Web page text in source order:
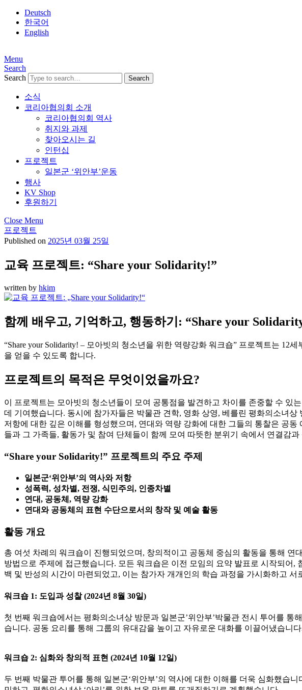
Deutsch
한국어
English
Menu
Search
Search
소식
코리아협의회 소개
코리아협의회 역사
취지와 과제
찾아오시는 길
인턴십
프로젝트
일본군 ‘위안부’운동
행사
KV Shop
후원하기
Close Menu
프로젝트
Published on 2025년 03월 25일
교육 프로젝트: “Share your Solidarity!”
written by hkim
함께 배우고, 기억하고, 행동하기: “Share your
“Share your Solidarity! – 모아빗의 청소년을 위한 역량강화 워크숍” 프로젝트는 12
을 얻을 수 있도록 합니다.
프로젝트의 목적은 무엇이었을까요?
이 프로젝트는 모아빗의 청소년들이 모여 공통점을 발견하고 차이를 존중할 수 있
데 기여했습니다. 동시에 참가자들은 박물관 견학, 영화 상영, 베를린 평화의소녀
저항에 대한 깊은 이해를 형성했으며, 연대와 역량 강화에 대한 그들의 통찰은 공
들과 그 가족들, 활동가 및 참여 단체들이 함께 모여 따뜻한 분위기 속에서 연결감
“Share your Solidarity!” 프로젝트의 주요 주제
일본군‘위안부’의 역사와 저항
성폭력, 성차별, 전쟁, 식민주의, 인종차별
연대, 공동체, 역량 강화
연대와 공동체의 표현 수단으로서의 창작 및 예술 활동
활동 개요
총 여섯 차례의 워크숍이 진행되었으며, 창의적이고 공동체 중심의 활동을 통해
방법으로 주제에 접근했습니다. 모든 워크숍은 이전 모임의 요약 발표로 시작되어
백 및 반성의 시간이 마련되었고, 이는 참가자 개개인의 학습 과정을 가시화하고
워크숍 1: 도입과 성찰 (2024년 8월 30일)
첫 번째 워크숍에서는 평화의소녀상 방문과 일본군’위안부’박물관 전시 투어를
습니다. 공동 요리를 통해 그룹의 유대감을 높이고 자유로운 대화를 이끌어냈습니
워크숍 2: 심화와 창의적 표현 (2024년 10월 12일)
두 번째 박물관 투어를 통해 일본군‘위안부’의 역사에 대한 이해를 더욱 심화했습